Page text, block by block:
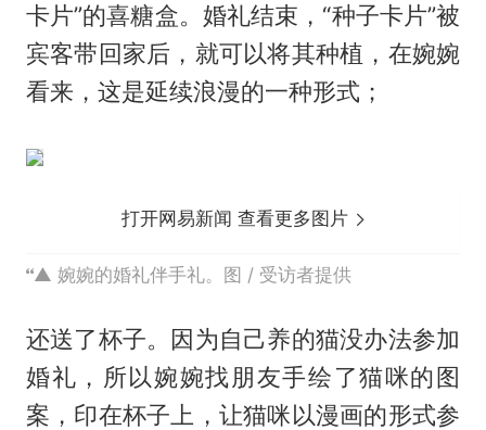
卡片”的喜糖盒。婚礼结束，“种子卡片”被
宾客带回家后，就可以将其种植，在婉婉
看来，这是延续浪漫的一种形式；
打开网易新闻 查看更多图片
▲ 婉婉的婚礼伴手礼。图 / 受访者提供
还送了杯子。因为自己养的猫没办法参加
婚礼，所以婉婉找朋友手绘了猫咪的图
案，印在杯子上，让猫咪以漫画的形式参